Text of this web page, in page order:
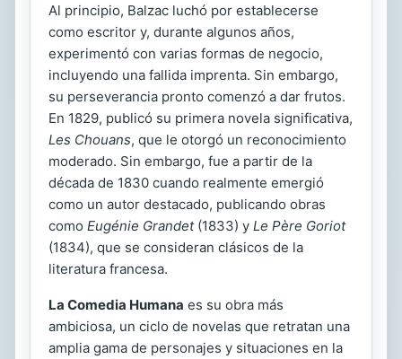
Al principio, Balzac luchó por establecerse
como escritor y, durante algunos años,
experimentó con varias formas de negocio,
incluyendo una fallida imprenta. Sin embargo,
su perseverancia pronto comenzó a dar frutos.
En 1829, publicó su primera novela significativa,
Les Chouans, que le otorgó un reconocimiento
moderado. Sin embargo, fue a partir de la
década de 1830 cuando realmente emergió
como un autor destacado, publicando obras
como Eugénie Grandet(1833) y Le Père Goriot
(1834), que se consideran clásicos de la
literatura francesa.
La Comedia Humana es su obra más
ambiciosa, un ciclo de novelas que retratan una
amplia gama de personajes y situaciones en la